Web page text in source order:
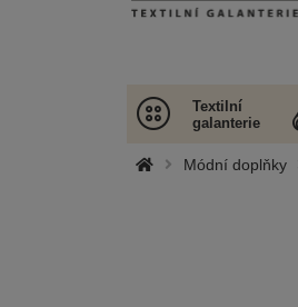
Textilní
galanterie
Módní doplňky